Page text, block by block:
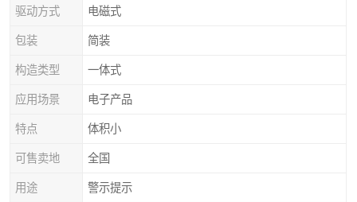
驱动方式 电磁式
包装 简装
构造类型 一体式
应用场景 电子产品
特点 体积小
可售卖地 全国
用途 警示提示